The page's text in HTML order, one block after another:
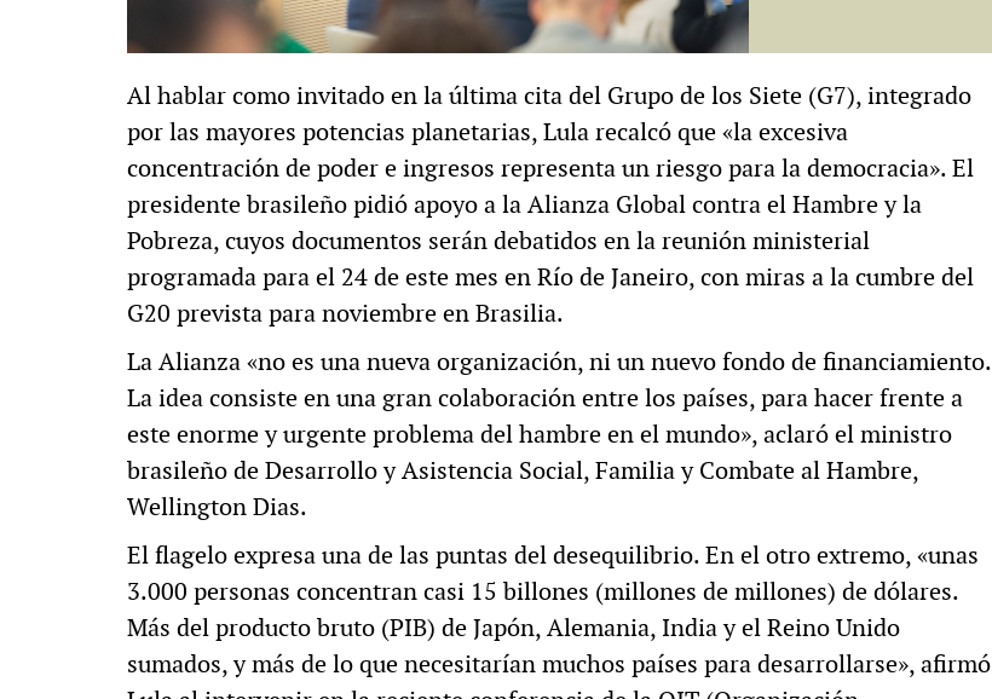
Al hablar como invitado en la última cita del Grupo de los Siete (G7), integrado
por las mayores potencias planetarias, Lula recalcó que «la excesiva
concentración de poder e ingresos representa un riesgo para la democracia». El
presidente brasileño pidió apoyo a la Alianza Global contra el Hambre y la
Pobreza, cuyos documentos serán debatidos en la reunión ministerial
programada para el 24 de este mes en Río de Janeiro, con miras a la cumbre del
G20 prevista para noviembre en Brasilia.
La Alianza «no es una nueva organización, ni un nuevo fondo de financiamiento.
La idea consiste en una gran colaboración entre los países, para hacer frente a
este enorme y urgente problema del hambre en el mundo», aclaró el ministro
brasileño de Desarrollo y Asistencia Social, Familia y Combate al Hambre,
Wellington Dias.
El flagelo expresa una de las puntas del desequilibrio. En el otro extremo, «unas
3.000 personas concentran casi 15 billones (millones de millones) de dólares.
Más del producto bruto (PIB) de Japón, Alemania, India y el Reino Unido
sumados, y más de lo que necesitarían muchos países para desarrollarse», afirmó